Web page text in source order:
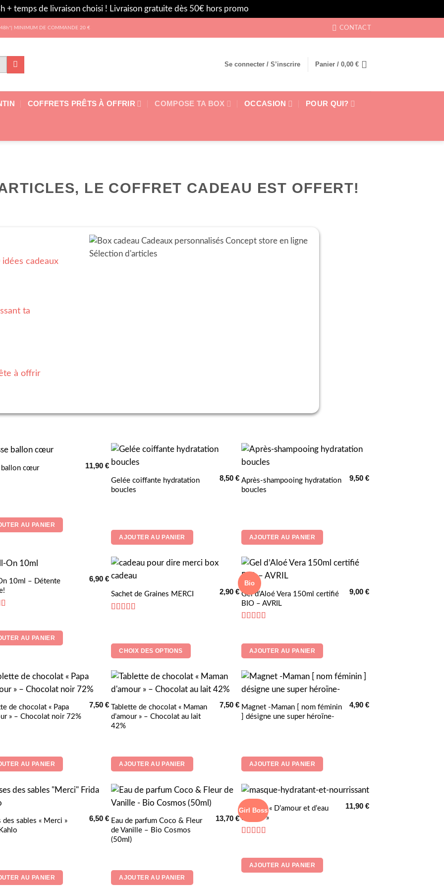
+ temps de livraison choisi ! Livraison gratuite dès 50€ hors promo
48h*| MINIMUM DE COMMANDE 20 € CONTACT
Se connecter / S’inscrire Panier / 0,00 €
COFFRETS PRÊTS À OFFRIR COMPOSE TA BOX OCCASION POUR QUI?
LE COFFRET CADEAU EST OFFERT!
cadeaux
ta
à offrir
ballon cœur 11,90 €
AU PANIER
Gelée coiffante hydratation
boucles
8,50 €
AJOUTER AU PANIER
Après-shampooing hydratation
boucles
9,50 €
AJOUTER AU PANIER
10ml – Détente
6,90 €
AU PANIER
Sachet de Graines MERCI 2,90 €
CHOIX DES OPTIONS
Ce
produit
Les
peuvent
être
sur
la
produit
Bio
Gel d’Aloé Vera 150ml certifié
BIO – AVRIL
9,00 €
AJOUTER AU PANIER
de chocolat « Papa
» – Chocolat noir 72%
7,50 €
AU PANIER
Tablette de chocolat « Maman
d’amour » – Chocolat au lait
42%
7,50 €
AJOUTER AU PANIER
Magnet -Maman [ nom féminin
] désigne une super héroïne-
4,90 €
AJOUTER AU PANIER
des sables « Merci »
6,50 €
AU PANIER
Eau de parfum Coco & Fleur
de Vanille – Bio Cosmos
(50ml)
13,70 €
AJOUTER AU PANIER
Girl Boss
Masque « D’amour et d’eau
Fraiche »
11,90 €
AJOUTER AU PANIER